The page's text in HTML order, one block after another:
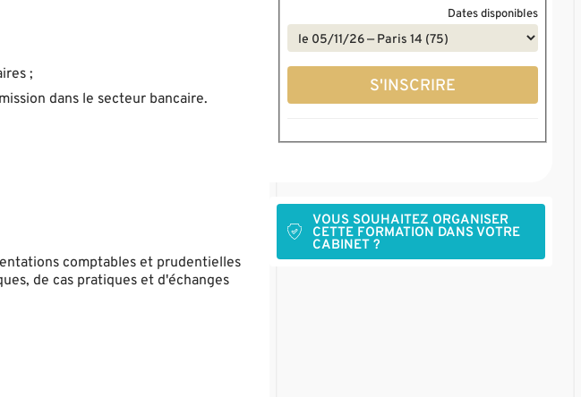
;
dans le secteur bancaire.
comptables et prudentielles
de cas pratiques et d'échanges
Dates disponibles
S'INSCRIRE
VOUS SOUHAITEZ ORGANISER
CETTE FORMATION DANS VOTRE
CABINET ?